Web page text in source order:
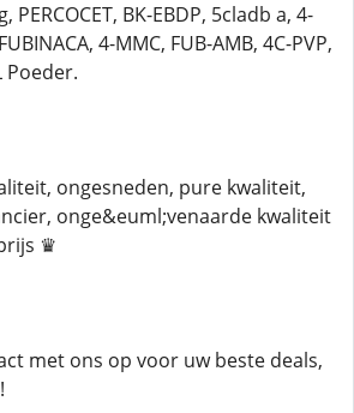
PERCOCET, BK-EBDP, 5cladb a, 4-
4-MMC, FUB-AMB, 4C-PVP,
Poeder.
ongesneden, pure kwaliteit,
onge&euml;venaarde kwaliteit
♛
met ons op voor uw beste deals,